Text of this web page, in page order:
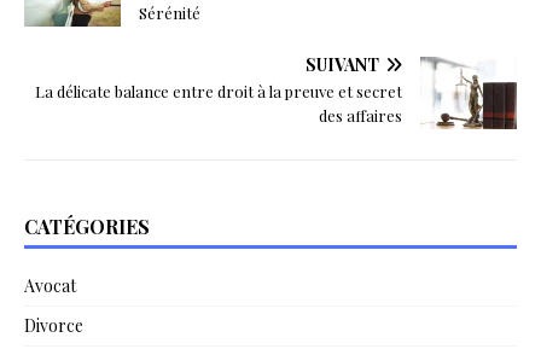
Sérénité
SUIVANT
La délicate balance entre droit à la preuve et secret
des affaires
CATÉGORIES
Avocat
Divorce